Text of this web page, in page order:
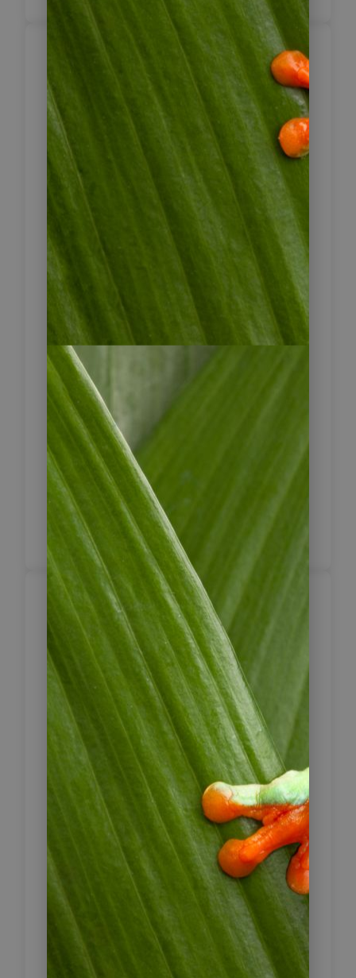
Cajamarca
Bei einer Stadtrundfahrt erkunden
Sie die wichtigsten geschichtlichen
Zeugnisse der Stadt. Sie ist vom
spanischen Kolonialbaustil geprägt;
der Dom, die Kirchen San Francisco,
Belén und La Recoleta. Am
Nachmittag fahren Sie zu den
„Fenstern von Otuzco“, einem
Friedhof aus der Zeit vor dem
Inkareich. Die vielen Gänge und
individuellen Grabstätten, die wie
Fenster aussehen, wurden in das
Vulkangestein gemeißelt. Sie sind bis
zu 10 Meter tief und der Zugang ist
durch 50 bis 60 Zentimeter große
rechteckige Öffnungen möglich. Den
Abend können Sie in den „Baños del
Inca“ (Thermalbädern) entspannen,
so wie es bereits die Inka taten
(optional).
Cajamarca –
Chiclayo
Von Cajamarca aus führt die Reise
nach Chiclayo. Nach Ihrer Ankunft
steht Ihnen der Tag zur freien
Verfügung. Hier kann man die Sonne
und den Strand genießen, auch ein
Besuch des Brünning Museums in der
unweit befindlichen Stadt
Lambayeque sollte nicht versäumt
werden. Hier werden
außergewöhnlichen
Ausstellungsstücke aus Gold aus der
Sammlung der Moche und Chimu
Kultur gezeigt, die einst in dieser
Region angesiedelt waren.